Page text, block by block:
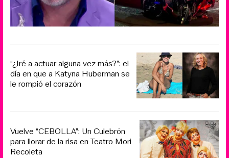
“¿Iré a actuar alguna vez más?”: el
día en que a Katyna Huberman se
le rompió el corazón
Vuelve “CEBOLLA”: Un Culebrón
para llorar de la risa en Teatro Mori
Recoleta